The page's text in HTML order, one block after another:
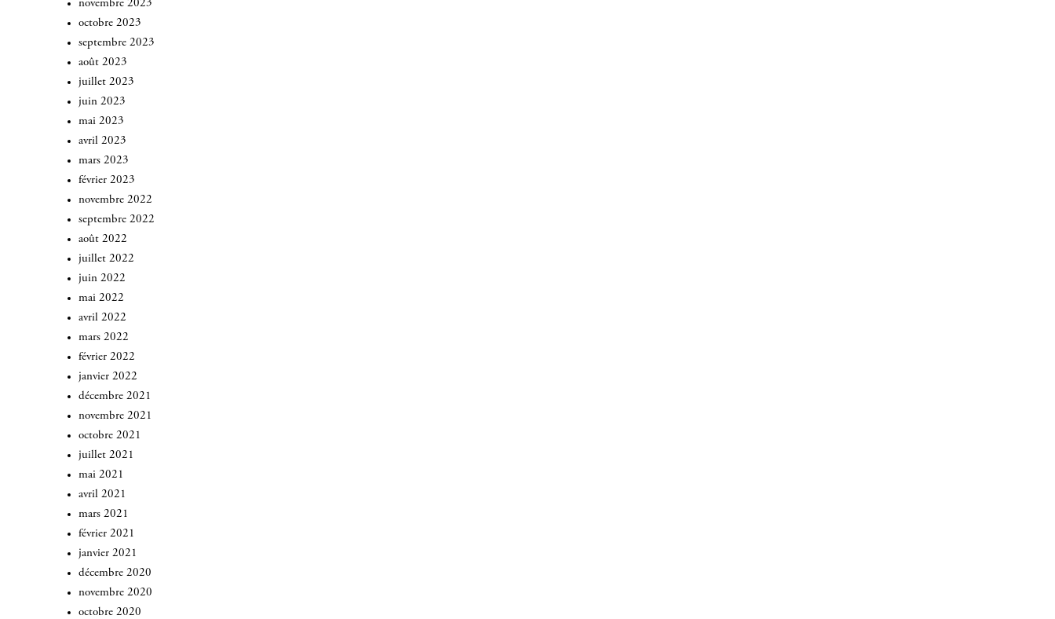
novembre 2023
octobre 2023
septembre 2023
août 2023
juillet 2023
juin 2023
mai 2023
avril 2023
mars 2023
février 2023
novembre 2022
septembre 2022
août 2022
juillet 2022
juin 2022
mai 2022
avril 2022
mars 2022
février 2022
janvier 2022
décembre 2021
novembre 2021
octobre 2021
juillet 2021
mai 2021
avril 2021
mars 2021
février 2021
janvier 2021
décembre 2020
novembre 2020
octobre 2020